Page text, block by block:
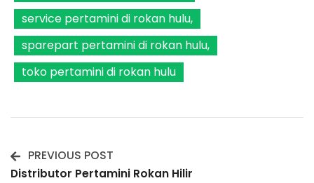
service pertamini di rokan hulu
sparepart pertamini di rokan hulu
toko pertamini di rokan hulu
Post
PREVIOUS POST
Distributor Pertamini Rokan Hilir